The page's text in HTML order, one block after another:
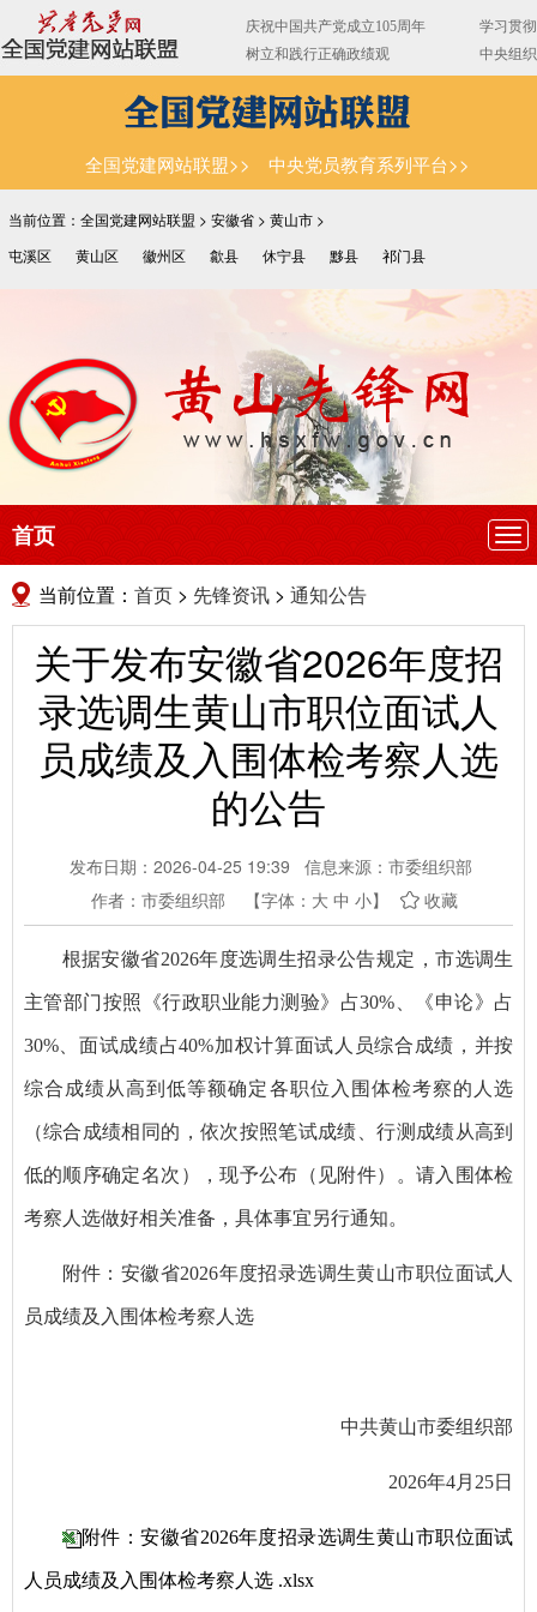
全国党建网站联盟>> 中央党员教育系列平台>>
当前位置：全国党建网站联盟 > 安徽省 > 黄山市 >
屯溪区
黄山区 徽州区 歙县 休宁县 黟县 祁门县
导
首页
当前位置： 首页 > 先锋资讯 > 通知公告
关于发布安徽省2026年度招
录选调生黄山市职位面试人
员成绩及入围体检考察人选
的公告
发布日期：2026-04-25 19:39
信息来源：市委组织部
作者：市委组织部
【字体： 大 中 小】 收藏
根据安徽省2026年度选调生招录公告规定，市选调生
主管部门按照《行政职业能力测验》占30%、《申论》占
30%、面试成绩占40%加权计算面试人员综合成绩，并按
综合成绩从高到低等额确定各职位入围体检考察的人选
（综合成绩相同的，依次按照笔试成绩、行测成绩从高到
低的顺序确定名次），现予公布（见附件）。请入围体检
考察人选做好相关准备，具体事宜另行通知。
附件：安徽省2026年度招录选调生黄山市职位面试人
员成绩及入围体检考察人选
中共黄山市委组织部
2026年4月25日
附件：安徽省2026年度招录选调生黄山市职位面试
人员成绩及入围体检考察人选 .xlsx